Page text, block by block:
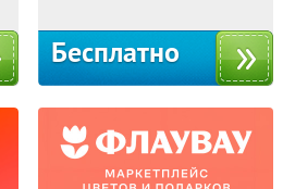
Бесплатно